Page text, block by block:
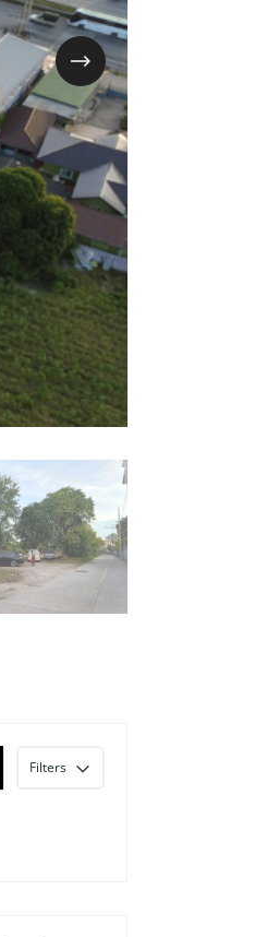
Filters